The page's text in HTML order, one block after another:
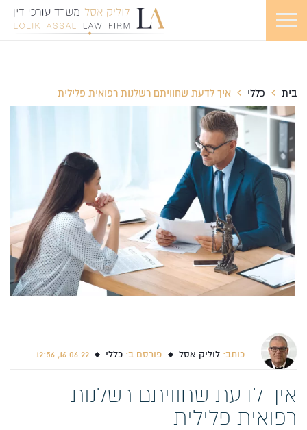
בית כללי איך לדעת שחוויתם רשלנות רפואית פלילית
כותב: לוליק אסל פורסם ב: כללי
איך לדעת שחוויתם רשלנות
רפואית פלילית